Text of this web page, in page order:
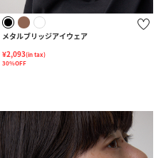
メタルブリッジアイウェア
¥2,093(in tax)
30%OFF